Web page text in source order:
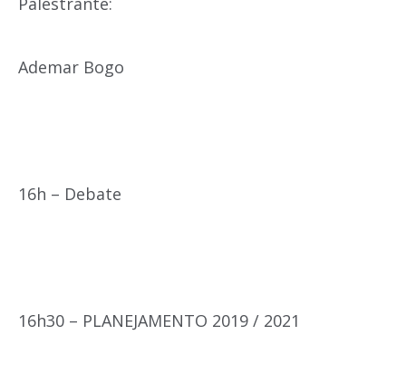
Ademar Bogo
16h – Debate
16h30 – PLANEJAMENTO 2019 / 2021